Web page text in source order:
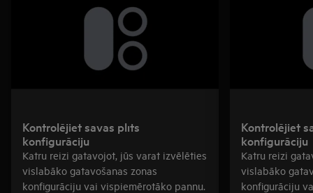
Kontrolējiet savas plīts
konfigurāciju
Katru reizi gatavojot, jūs varat izvēlēties
vislabāko gatavošanas zonas
konfigurāciju vai vispiemērotāko pannu.
Kontrolējiet
konfigurāciju
Katru reizi
vislabāko
konfigurāciju